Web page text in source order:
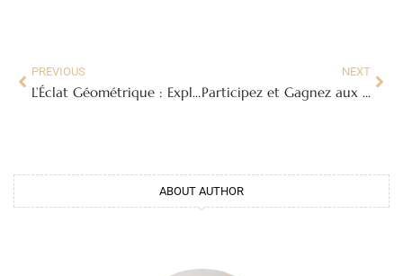
PREVIOUS
L’Éclat Géométrique : Exploration des Vitraux Art Déco
NEXT
Participez et Gagnez aux « 25 Jours » sur Les25Jours.fr : Guide Complet
ABOUT AUTHOR